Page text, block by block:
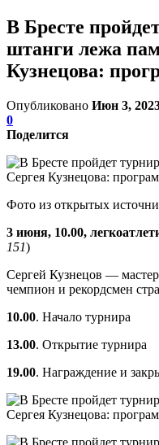
В Бресте
штанги лежа
Кузнецова:
Опубликовано Июн 3,
0
Поделится
Фото из открытых
3 июня, 10.00,
151)
Сергей Кузнецов —
чемпион и рекордсмен
10.00. Начало турнира
13.00. Открытие турнира
19.00. Награждение и